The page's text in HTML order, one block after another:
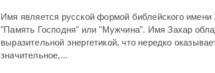
Имя является русской формой библейского
"Память Господня" или "Мужчина". Имя Захар
выразительной энергетикой, что нередко
значительное,...